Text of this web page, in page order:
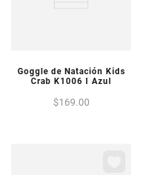
VISTA PREVIA
Goggle de Natación Kids
Crab K1006 I Azul
$169.00